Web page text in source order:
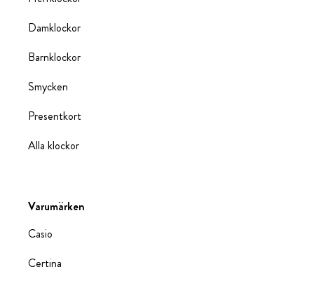
Damklockor
Barnklockor
Smycken
Presentkort
Alla klockor
Varumärken
Casio
Certina